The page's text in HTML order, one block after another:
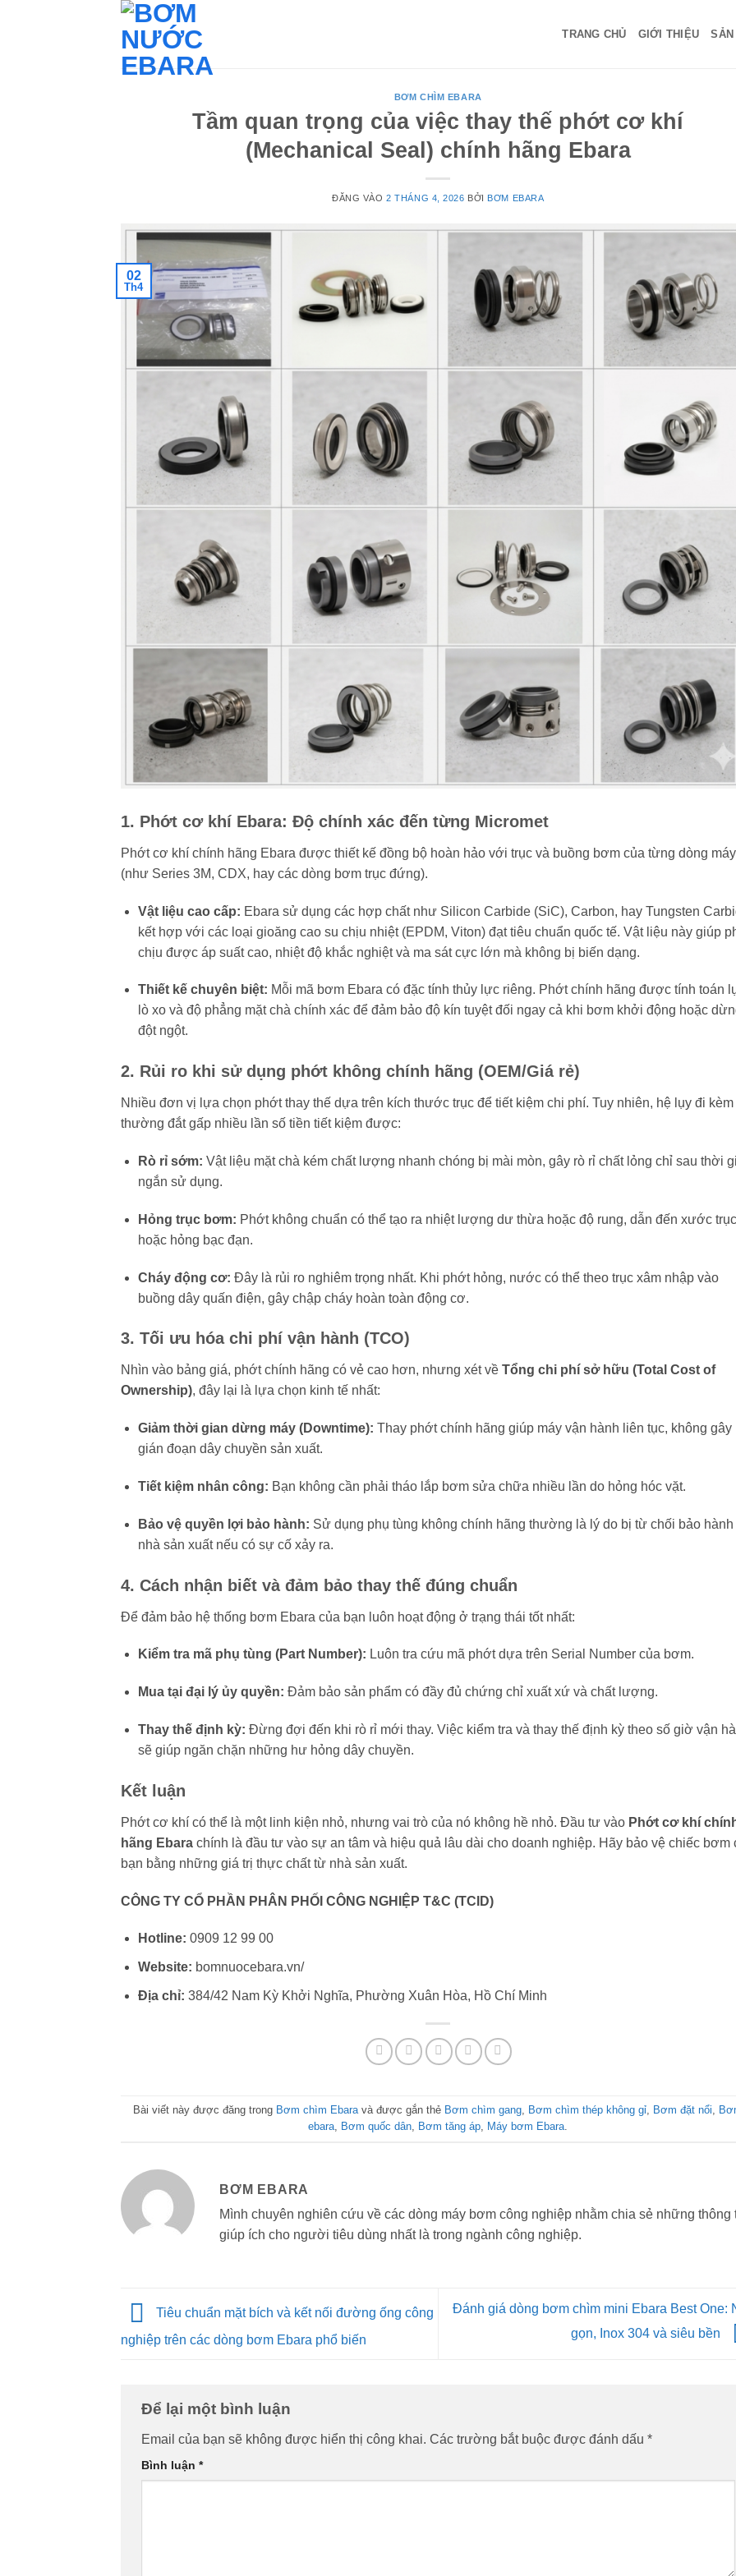
TRANG CHỦ GIỚI THIỆU SẢN
BƠM CHÌM EBARA
Tầm quan trọng của việc thay thế phớt cơ khí
(Mechanical Seal) chính hãng Ebara
ĐĂNG VÀO2 THÁNG 4, 2026 BỞI BƠM EBARA
02
Th4
1. Phớt cơ khí Ebara: Độ chính xác đến từng Micromet
Phớt cơ khí chính hãng Ebara được thiết kế đồng bộ hoàn hảo với trục và buồng bơm của từng dòng máy
(như Series 3M, CDX, hay các dòng bơm trục đứng).
Vật liệu cao cấp: Ebara sử dụng các hợp chất như Silicon Carbide (SiC), Carbon, hay Tungsten
kết hợp với các loại gioăng cao su chịu nhiệt (EPDM, Viton) đạt tiêu chuẩn quốc tế. Vật liệu này giúp
chịu được áp suất cao, nhiệt độ khắc nghiệt và ma sát cực lớn mà không bị biến dạng.
Thiết kế chuyên biệt: Mỗi mã bơm Ebara có đặc tính thủy lực riêng. Phớt chính hãng được tính toán
lò xo và độ phẳng mặt chà chính xác để đảm bảo độ kín tuyệt đối ngay cả khi bơm khởi động hoặc
đột ngột.
2. Rủi ro khi sử dụng phớt không chính hãng (OEM/Giá rẻ)
Nhiều đơn vị lựa chọn phớt thay thế dựa trên kích thước trục để tiết kiệm chi phí. Tuy nhiên, hệ lụy đi kèm
thường đắt gấp nhiều lần số tiền tiết kiệm được:
Rò rỉ sớm: Vật liệu mặt chà kém chất lượng nhanh chóng bị mài mòn, gây rò rỉ chất lỏng chỉ sau thời
ngắn sử dụng.
Hỏng trục bơm: Phớt không chuẩn có thể tạo ra nhiệt lượng dư thừa hoặc độ rung, dẫn đến xước trục
hoặc hỏng bạc đạn.
Cháy động cơ: Đây là rủi ro nghiêm trọng nhất. Khi phớt hỏng, nước có thể theo trục xâm nhập vào
buồng dây quấn điện, gây chập cháy hoàn toàn động cơ.
3. Tối ưu hóa chi phí vận hành (TCO)
Nhìn vào bảng giá, phớt chính hãng có vẻ cao hơn, nhưng xét về Tổng chi phí sở hữu (Total Cost of
Ownership), đây lại là lựa chọn kinh tế nhất:
Giảm thời gian dừng máy (Downtime): Thay phớt chính hãng giúp máy vận hành liên tục, không gây
gián đoạn dây chuyền sản xuất.
Tiết kiệm nhân công: Bạn không cần phải tháo lắp bơm sửa chữa nhiều lần do hỏng hóc vặt.
Bảo vệ quyền lợi bảo hành: Sử dụng phụ tùng không chính hãng thường là lý do bị từ chối bảo
nhà sản xuất nếu có sự cố xảy ra.
4. Cách nhận biết và đảm bảo thay thế đúng chuẩn
Để đảm bảo hệ thống bơm Ebara của bạn luôn hoạt động ở trạng thái tốt nhất:
Kiểm tra mã phụ tùng (Part Number): Luôn tra cứu mã phớt dựa trên Serial Number của bơm.
Mua tại đại lý ủy quyền: Đảm bảo sản phẩm có đầy đủ chứng chỉ xuất xứ và chất lượng.
Thay thế định kỳ: Đừng đợi đến khi rò rỉ mới thay. Việc kiểm tra và thay thế định kỳ theo số giờ vận
sẽ giúp ngăn chặn những hư hỏng dây chuyền.
Kết luận
Phớt cơ khí có thể là một linh kiện nhỏ, nhưng vai trò của nó không hề nhỏ. Đầu tư vào Phớt cơ khí
hãng Ebara chính là đầu tư vào sự an tâm và hiệu quả lâu dài cho doanh nghiệp. Hãy bảo vệ chiếc bơm
bạn bằng những giá trị thực chất từ nhà sản xuất.
CÔNG TY CỔ PHẦN PHÂN PHỐI CÔNG NGHIỆP T&C (TCID)
Hotline: 0909 12 99 00
Website: bomnuocebara.vn/
Địa chỉ: 384/42 Nam Kỳ Khởi Nghĩa, Phường Xuân Hòa, Hồ Chí Minh
Bài viết này được đăng trong Bơm chìm Ebara và được gắn thẻ Bơm chìm gang Bơm chìm thép không gỉ Bơm đặt nổi
ebara
Bơm quốc dân Bơm tăng áp Máy bơm Ebara
BƠM EBARA
Mình chuyên nghiên cứu về các dòng máy bơm công nghiệp nhằm chia sẻ những thông
giúp ích cho người tiêu dùng nhất là trong ngành công nghiệp.
Tiêu chuẩn mặt bích và kết nối đường ống công
nghiệp trên các dòng bơm Ebara phổ biến
Đánh giá dòng bơm chìm mini Ebara Best One:
gọn, Inox 304 và siêu bền
Để lại một bình luận
Email của bạn sẽ không được hiển thị công khai. Các trường bắt buộc được đánh dấu *
Bình luận *